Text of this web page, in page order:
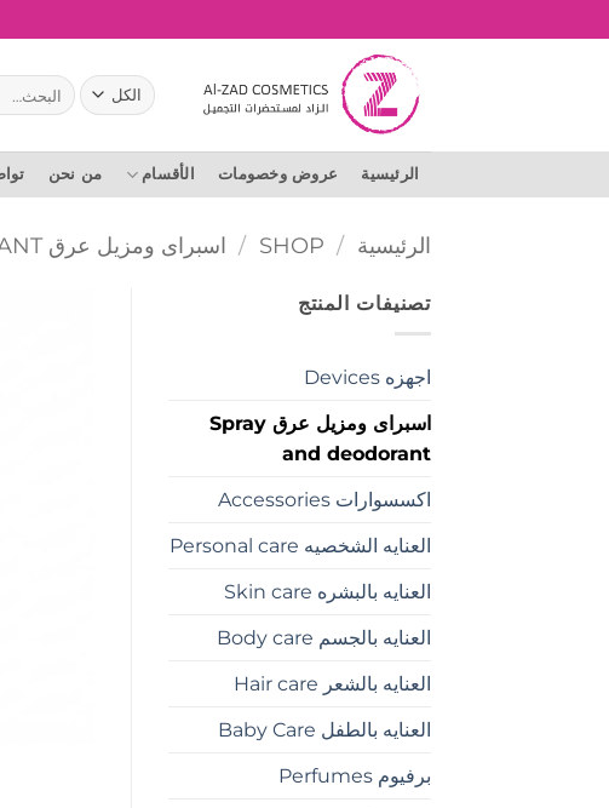
للمحتوى
البحث
عن:
الرئيسية عروض وخصومات الأقسام من نحن
الرئيسية /
SHOP
/ اسبراى ومزيل عرق SPRAY AND DEODORANT
تصنيفات المنتج
اجهزه Devices
اسبراى ومزيل عرق Spray
and deodorant
اكسسوارات Accessories
العنايه الشخصيه Personal care
العنايه بالبشره Skin care
العنايه بالجسم Body care
العنايه بالشعر Hair care
العنايه بالطفل Baby Care
برفيوم Perfumes